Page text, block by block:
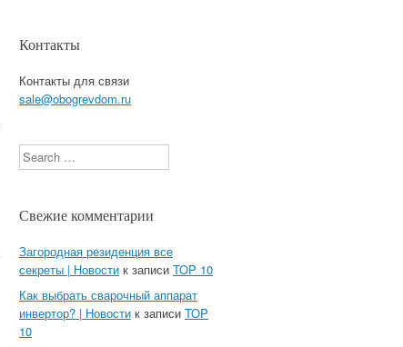
Контакты
Контакты для связи
sale@obogrevdom.ru
Search
Свежие комментарии
Загородная резиденция все
секреты | Новости к записи TOP 10
Как выбрать сварочный аппарат
инвертор? | Новости к записи TOP
10